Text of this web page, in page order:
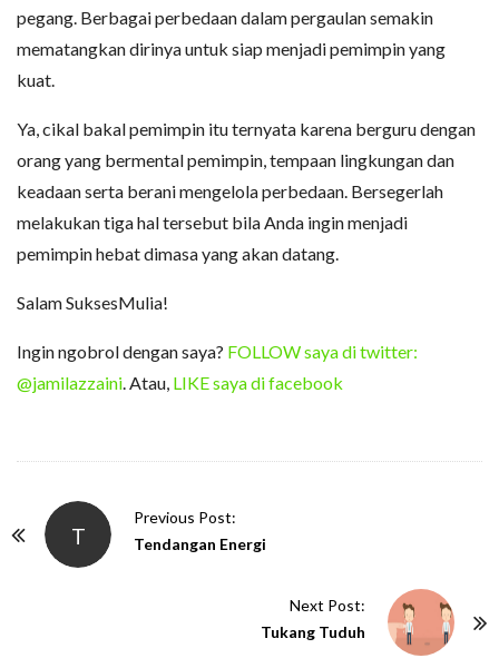
pegang. Berbagai perbedaan dalam pergaulan semakin
mematangkan dirinya untuk siap menjadi pemimpin yang
kuat.
Ya, cikal bakal pemimpin itu ternyata karena berguru dengan
orang yang bermental pemimpin, tempaan lingkungan dan
keadaan serta berani mengelola perbedaan. Bersegerlah
melakukan tiga hal tersebut bila Anda ingin menjadi
pemimpin hebat dimasa yang akan datang.
Salam SuksesMulia!
Ingin ngobrol dengan saya? FOLLOW saya di twitter:
@jamilazzaini. Atau, LIKE saya di facebook
T
Previous Post:
Tendangan Energi
Next Post:
Tukang Tuduh